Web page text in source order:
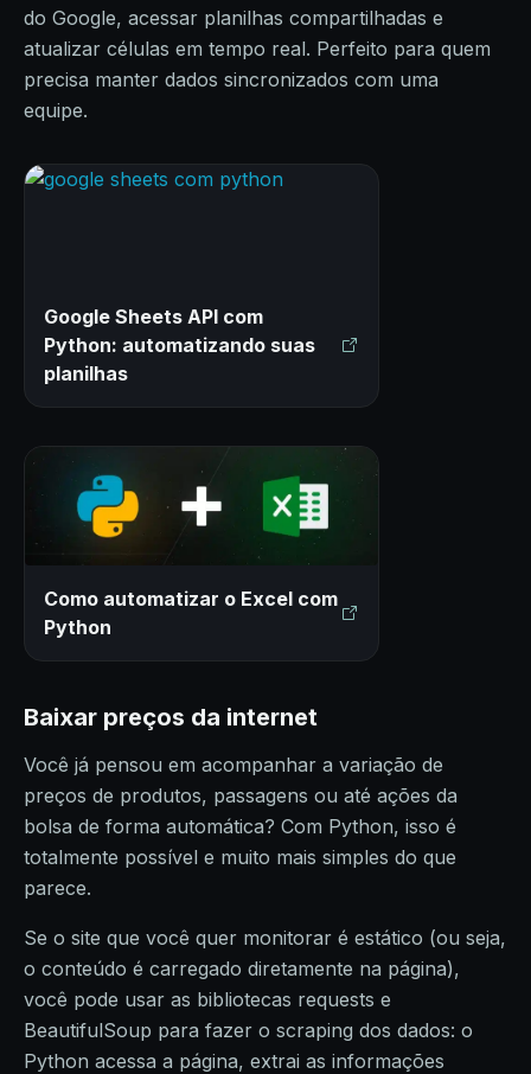
do Google, acessar planilhas compartilhadas e
atualizar células em tempo real. Perfeito para quem
precisa manter dados sincronizados com uma
equipe.
Google Sheets API com
Python: automatizando suas
planilhas
Como automatizar o Excel com
Python
Baixar preços da internet
Você já pensou em acompanhar a variação de
preços de produtos, passagens ou até ações da
bolsa de forma automática? Com Python, isso é
totalmente possível e muito mais simples do que
parece.
Se o site que você quer monitorar é estático (ou seja,
o conteúdo é carregado diretamente na página),
você pode usar as bibliotecas requests e
BeautifulSoup para fazer o scraping dos dados: o
Python acessa a página, extrai as informações